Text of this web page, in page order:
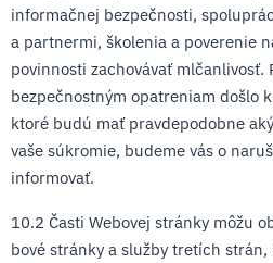
informačnej bezpečnosti,
a partnermi, školenia a poverenie
povinnosti zachovávať mlčanlivosť.
bezpečnostným opatreniam došlo
ktoré budú mať pravdepodobne
vaše súkromie, budeme vás o
informovať.
10.2 Časti Webovej stránky môžu
bové stránky a služby tre­tích